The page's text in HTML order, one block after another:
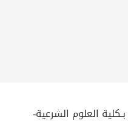
العلوم الشرعية-